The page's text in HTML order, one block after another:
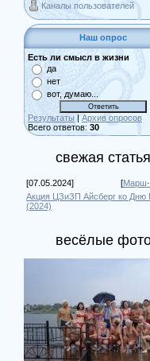
Каналы пользователей
Наш опрос
Есть ли смысл в жизни
да
нет
вот, думаю...
Результаты | Архив опросов
Всего ответов: 30
свежая статья
[07.05.2024] [Марш-
Акция ЦЗиЗП Айсберг ко Дню
(2024)
весёлые